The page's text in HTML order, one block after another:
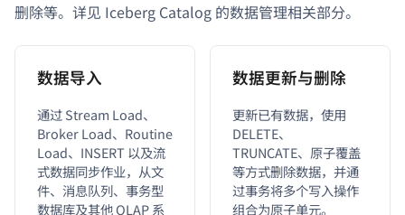
删除等。详见 Iceberg Catalog 的数据管理相关部分。
数据导入
通过 Stream Load、
Broker Load、Routine
Load、INSERT 以及流
式数据同步作业，从文
件、消息队列、事务型
数据库及其他 OLAP 系
数据更新与删除
更新已有数据，使用
DELETE、
TRUNCATE、原子覆盖
等方式删除数据，并通
过事务将多个写入操作
组合为原子单元。